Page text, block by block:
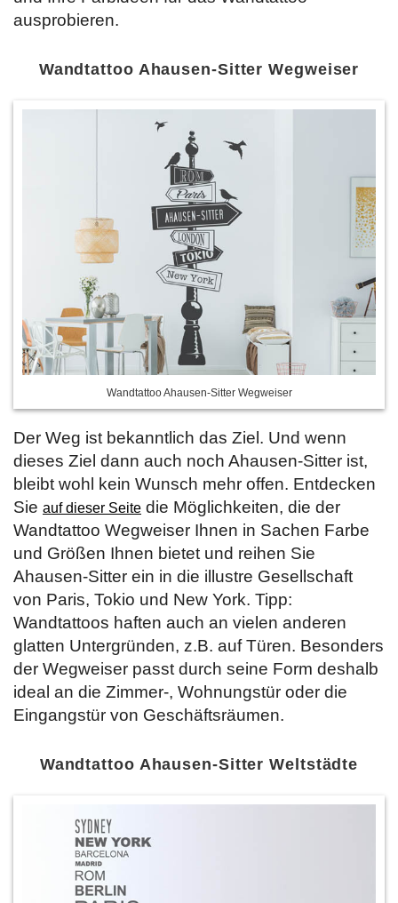
ausprobieren.
Wandtattoo Ahausen-Sitter Wegweiser
Wandtattoo Ahausen-Sitter Wegweiser
Der Weg ist bekanntlich das Ziel. Und wenn
dieses Ziel dann auch noch Ahausen-Sitter ist,
bleibt wohl kein Wunsch mehr offen. Entdecken
Sie auf dieser Seite die Möglichkeiten, die der
Wandtattoo Wegweiser Ihnen in Sachen Farbe
und Größen Ihnen bietet und reihen Sie
Ahausen-Sitter ein in die illustre Gesellschaft
von Paris, Tokio und New York. Tipp:
Wandtattoos haften auch an vielen anderen
glatten Untergründen, z.B. auf Türen. Besonders
der Wegweiser passt durch seine Form deshalb
ideal an die Zimmer-, Wohnungstür oder die
Eingangstür von Geschäftsräumen.
Wandtattoo Ahausen-Sitter Weltstädte